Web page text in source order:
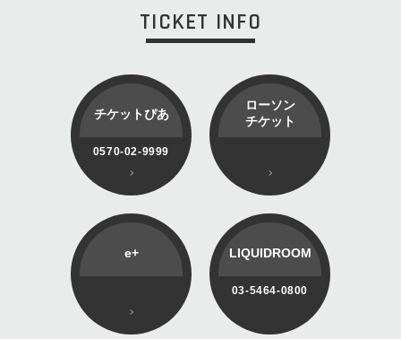
TICKET INFO
チケットぴあ
0570-02-9999
ローソン
チケット
e+ LIQUIDROOM
03-5464-0800